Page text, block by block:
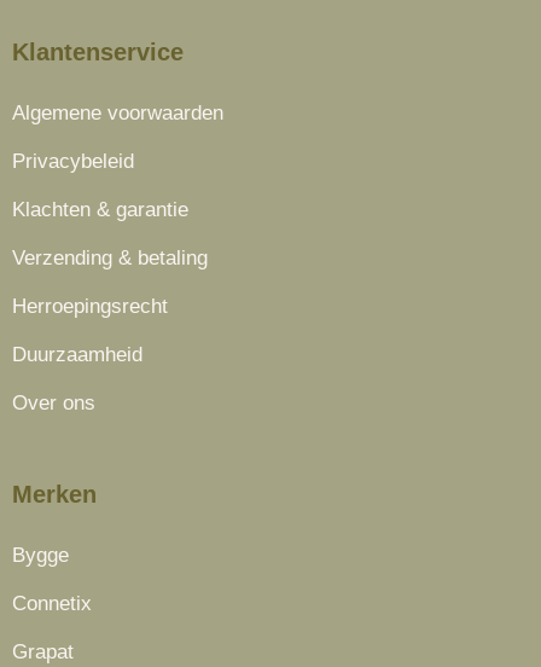
Klantenservice
Algemene voorwaarden
Privacybeleid
Klachten & garantie
Verzending & betaling
Herroepingsrecht
Duurzaamheid
Over ons
Merken
Bygge
Connetix
Grapat